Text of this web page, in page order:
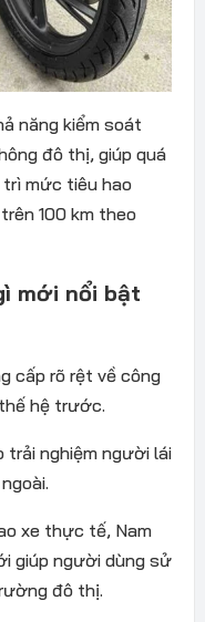
năng kiểm soát
đô thị, giúp quá
mức tiêu hao
100 km theo
mới nổi bật
cấp rõ rệt về công
hệ trước.
nghiệm người lái
xe thực tế, Nam
giúp người dùng sử
đô thị.